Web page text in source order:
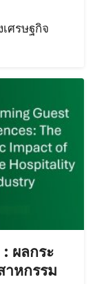
ศรษฐกิจ
ผลกระ
าหกรรม